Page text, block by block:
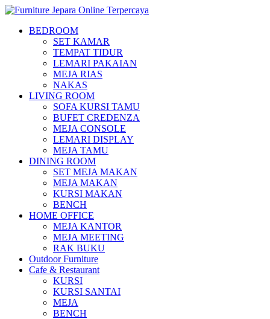
BEDROOM
SET KAMAR
TEMPAT TIDUR
LEMARI PAKAIAN
MEJA RIAS
NAKAS
LIVING ROOM
SOFA KURSI TAMU
BUFET CREDENZA
MEJA CONSOLE
LEMARI DISPLAY
MEJA TAMU
DINING ROOM
SET MEJA MAKAN
MEJA MAKAN
KURSI MAKAN
BENCH
HOME OFFICE
MEJA KANTOR
MEJA MEETING
RAK BUKU
Outdoor Furniture
Cafe & Restaurant
KURSI
KURSI SANTAI
MEJA
BENCH